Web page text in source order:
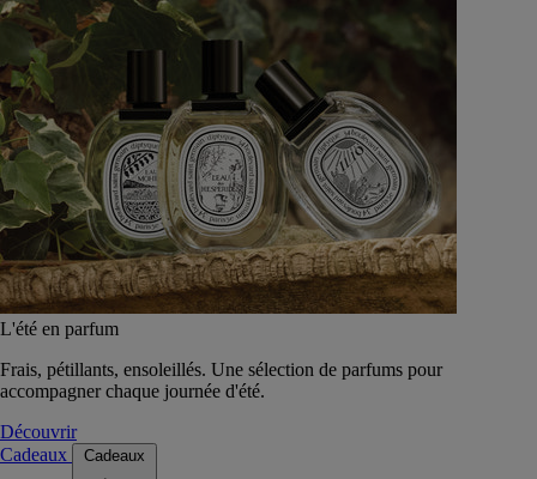
L'été en parfum
Frais, pétillants, ensoleillés. Une sélection de parfums pour
accompagner chaque journée d'été.
Découvrir
Cadeaux
Cadeaux